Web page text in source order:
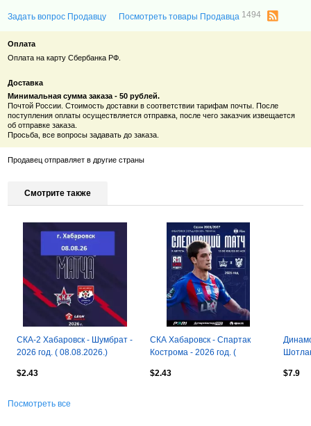
Задать вопрос Продавцу Посмотреть товары Продавца 1494
Оплата
Оплата на карту Сбербанка РФ.
Доставка
Минимальная сумма заказа - 50 рублей.
Почтой России. Стоимость доставки в соответствии тарифам почты. После
поступления оплаты осуществляется отправка, после чего заказчик извещается
об отправке заказа.
Просьба, все вопросы задавать до заказа.
Продавец отправляет в другие страны
Смотрите также
СКА-2 Хабаровск - Шумбрат -
2026 год. ( 08.08.2026.)
$2.43
СКА Хабаровск - Спартак
Кострома - 2026 год. (
$2.43
$7.9
Посмотреть все